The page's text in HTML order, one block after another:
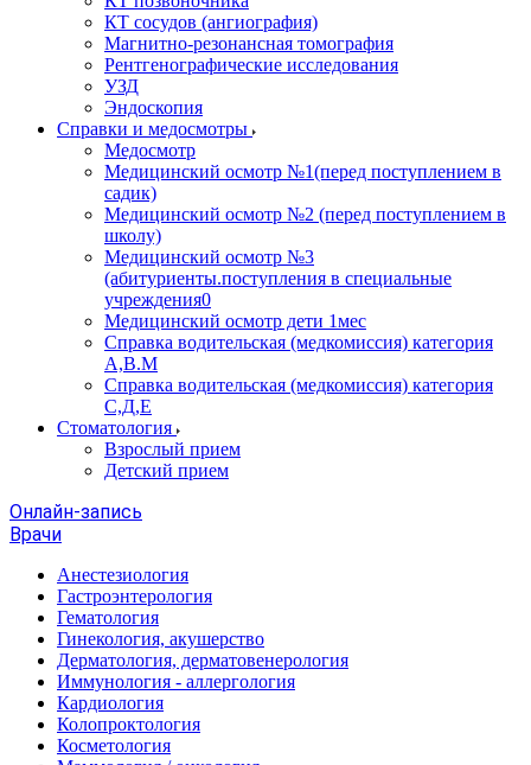
КТ сосудов (ангиография)
Магнитно-резонансная томография
Рентгенографические исследования
УЗД
Эндоскопия
Справки и медосмотры
Медосмотр
Медицинский осмотр №1(перед поступлением в
садик)
Медицинский осмотр №2 (перед поступлением в
школу)
Медицинский осмотр №3
(абитуриенты.поступления в специальные
учреждения0
Медицинский осмотр дети 1мес
Справка водительская (медкомиссия) категория
А,В.М
Справка водительская (медкомиссия) категория
С,Д,Е
Стоматология
Взрослый прием
Детский прием
Онлайн-запись
Врачи
Анестезиология
Гастроэнтерология
Гематология
Гинекология, акушерство
Дерматология, дерматовенерология
Иммунология - аллергология
Кардиология
Колопроктология
Косметология